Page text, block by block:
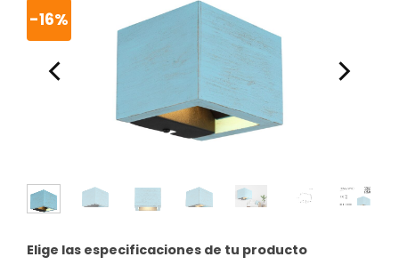
-16%
Elige las especificaciones de tu producto